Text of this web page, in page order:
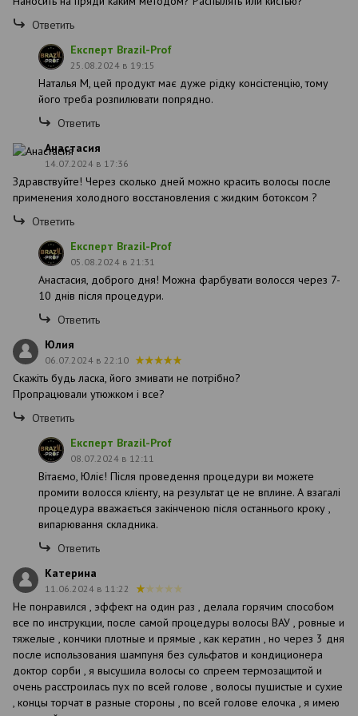
Ответить
Експерт Brazil-Prof
25.08.2024 в 19:15
Наталья М, цей продукт має дуже рідку консістенцію, тому
його треба розпилювати попрядно.
Ответить
Анастасия
14.07.2024 в 17:36
Здравствуйте! Через сколько дней можно красить волосы после
применения холодного восстановления с жидким ботоксом ?
Ответить
Експерт Brazil-Prof
05.08.2024 в 21:31
Анастасия, доброго дня! Можна фарбувати волосся через 7-
10 днів після процедури.
Ответить
Юлия
06.07.2024 в 22:10
Скажіть будь ласка, його змивати не потрібно?
Пропрацювали утюжком і все?
Ответить
Експерт Brazil-Prof
08.07.2024 в 12:11
Вітаємо, Юліє! Після проведення процедури ви можете
промити волосся клієнту, на результат це не вплине. А взагалі
процедура вважається закінченою після останнього кроку ,
випарювання складника.
Ответить
Катерина
11.06.2024 в 11:22
Не понравился , эффект на один раз , делала горячим способом
все по инструкции, после самой процедуры волосы ВАУ , ровные и
тяжелые , кончики плотные и прямые , как кератин , но через 3 дня
после использования шампуня без сульфатов и кондиционера
доктор сорби , я высушила волосы со спреем термозащитой и
очень расстроилась пух по всей голове , волосы пушистые и сухие
, концы торчат в разные стороны , по всей голове елочка , я имею